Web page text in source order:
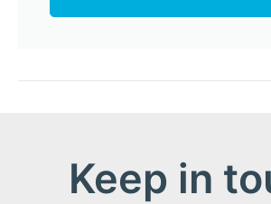
Keep in